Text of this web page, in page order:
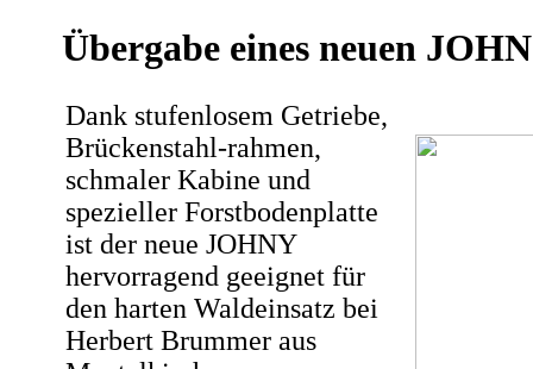
Übergabe eines neuen
Dank stufenlosem Getriebe,
Brückenstahl-rahmen,
schmaler Kabine und
spezieller Forstbodenplatte
ist der neue JOHNY
hervorragend geeignet für
den harten Waldeinsatz bei
Herbert Brummer aus